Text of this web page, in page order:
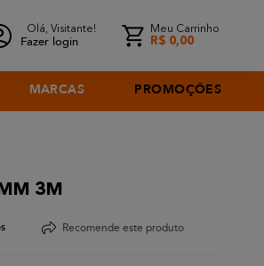
Olá, Visitante!
Fazer login
Meu Carrinho
R$ 0,00
MARCAS PROMOÇÕES
3M
Recomende este produto